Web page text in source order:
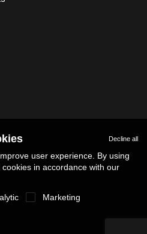
Decline all
user experience. By using
in accordance with our
Marketing